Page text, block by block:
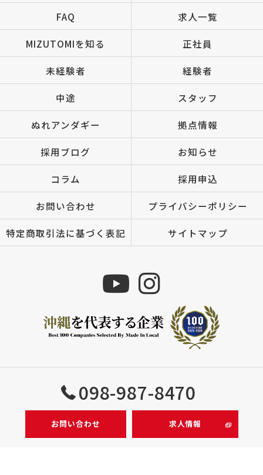
098-987-8470
お問い合わせ 求人情報
FAQ 求人一覧
MIZUTOMIを知る 正社員
未経験者 経験者
中途 スタッフ
ぬれアンダギー 拠点情報
採用ブログ お知らせ
コラム 採用申込
お問い合わせ プライバシーポリシー
特定商取引法に基づく表記 サイトマップ